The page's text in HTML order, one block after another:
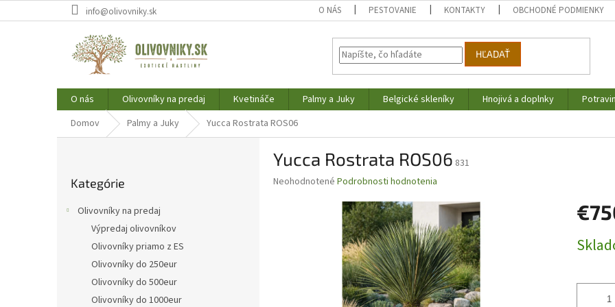
na
info@olivovniky.sk O NÁS PESTOVANIE KONTAKTY OBCHODNÉ PODMIENKY
HĽADAŤ
O nás Olivovníky na predaj Kvetináče Palmy a Juky Belgické skleníky Hnojivá a doplnky
Domov
Palmy a Juky Yucca Rostrata ROS06
kategórie
Kategórie
Olivovníky na predaj
Výpredaj olivovníkov
Olivovníky priamo z ES
Olivovníky do 250eur
Olivovníky do 500eur
Olivovníky do 1000eur
Yucca Rostrata ROS06 831
Priemerné
Neohodnotené Podrobnosti hodnotenia
cena: